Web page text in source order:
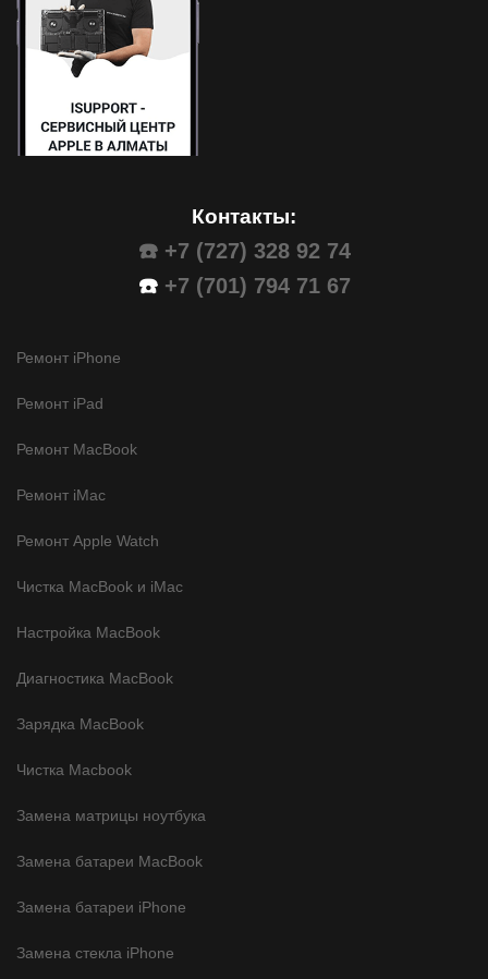
Контакты:
☎️ +7 (727) 328 92 74
☎️ +7 (701) 794 71 67
Ремонт iPhone
Ремонт iPad
Ремонт MacBook
Ремонт iMac
Ремонт Apple Watch
Чистка MacBook и iMac
Настройка MacBook
Диагностика MacBook
Зарядка MacBook
Чистка Macbook
Замена матрицы ноутбука
Замена батареи MacBook
Замена батареи iPhone
Замена стекла iPhone